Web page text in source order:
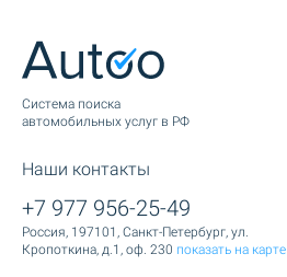
Cистема поиска
автомобильных услуг в РФ
Наши контакты
+7 977 956-25-49
Россия, 197101, Санкт-Петербург, ул.
Кропоткина, д.1, оф. 230 показать на карте